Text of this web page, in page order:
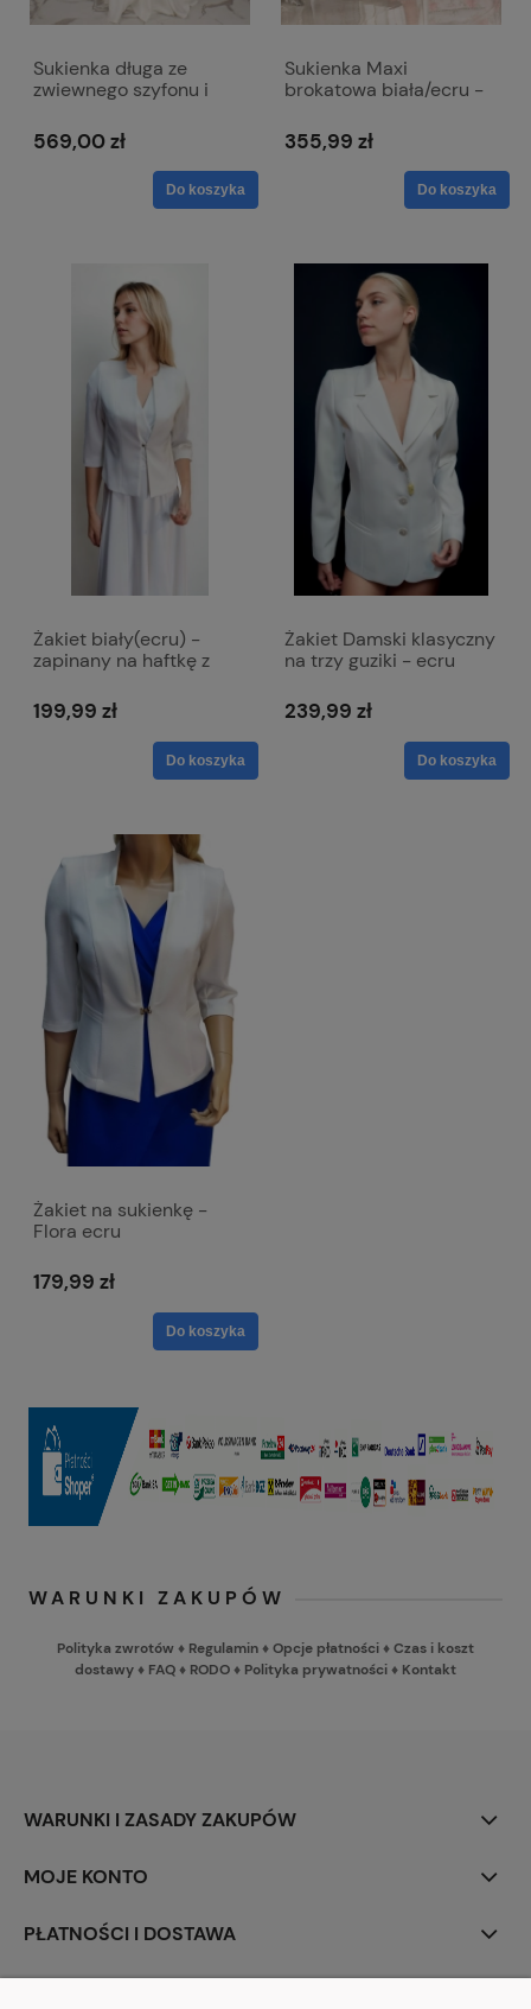
Sukienka długa ze
zwiewnego szyfonu i
Laura ecru
569,00 zł
Do koszyka
Sukienka Maxi
brokatowa biała/ecru -
ramionami - Salma
355,99 zł
Do koszyka
Żakiet biały(ecru) -
zapinany na haftkę z
199,99 zł
Do koszyka
Żakiet Damski klasyczny
na trzy guziki - ecru
239,99 zł
Do koszyka
Żakiet na sukienkę -
Flora ecru
179,99 zł
Do koszyka
WARUNKI ZAKUPÓW
Polityka zwrotów ♦ Regulamin♦Opcje płatności♦Czas i koszt
dostawy♦ FAQ♦ RODO♦ Polityka prywatności♦ Kontakt
WARUNKI I ZASADY ZAKUPÓW
MOJE KONTO
PŁATNOŚCI I DOSTAWA